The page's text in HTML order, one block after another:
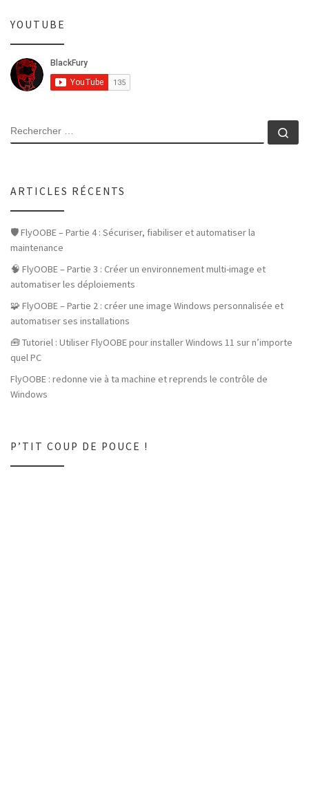
YOUTUBE
SEARCH
ARTICLES RÉCENTS
🛡️ FlyOOBE – Partie 4 : Sécuriser, fiabiliser et automatiser la
maintenance
🧠 FlyOOBE – Partie 3 : Créer un environnement multi-image et
automatiser les déploiements
🧩 FlyOOBE – Partie 2 : créer une image Windows personnalisée et
automatiser ses installations
🧰 Tutoriel : Utiliser FlyOOBE pour installer Windows 11 sur n’importe
quel PC
FlyOOBE : redonne vie à ta machine et reprends le contrôle de
Windows
P’TIT COUP DE POUCE !